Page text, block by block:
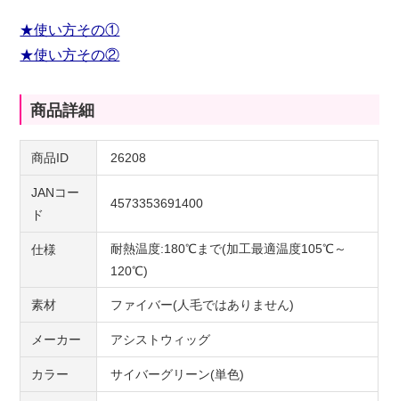
★使い方その①
★使い方その②
商品詳細
商品ID 26208
JANコー
ド
4573353691400
仕様
耐熱温度:180℃まで(加工最適温度105℃～
120℃)
素材 ファイバー(人毛ではありません)
メーカー アシストウィッグ
カラー サイバーグリーン(単色)